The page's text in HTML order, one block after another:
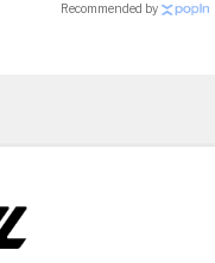
Recommended by